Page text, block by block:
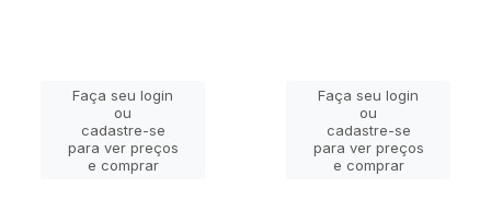
Faça seu login
ou
cadastre-se
para ver preços
e comprar
Faça seu login
ou
cadastre-se
para ver preços
e comprar